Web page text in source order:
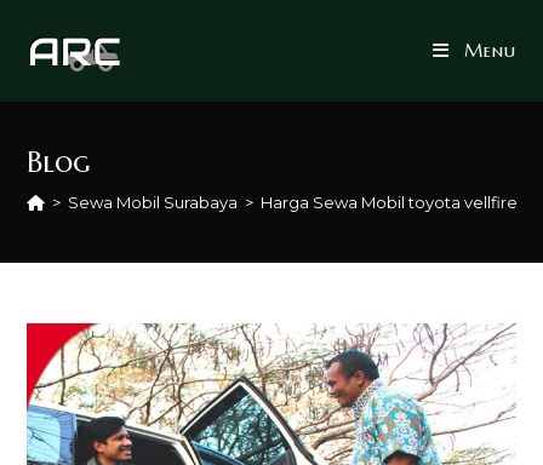
Menu
Blog
> Sewa Mobil Surabaya > Harga Sewa Mobil toyota vellfire